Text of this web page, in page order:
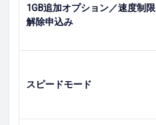
1GB追加オプション／速度制限
解除申込み
スピードモード